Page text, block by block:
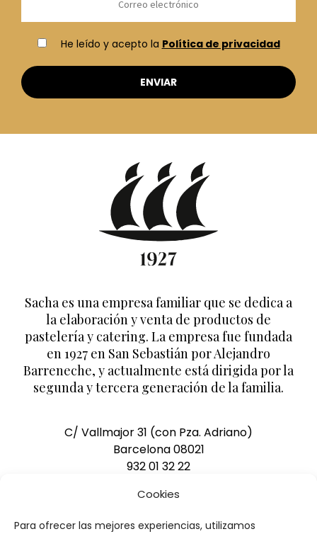
Cookies
Para ofrecer las mejores experiencias, utilizamos
He leído y acepto la Política de privacidad
Sacha es una empresa familiar que se dedica a
la elaboración y venta de productos de
pastelería y catering. La empresa fue fundada
en 1927 en San Sebastián por Alejandro
Barreneche, y actualmente está dirigida por la
segunda y tercera generación de la familia.
C/ Vallmajor 31 (con Pza. Adriano)
Barcelona 08021
932 01 32 22